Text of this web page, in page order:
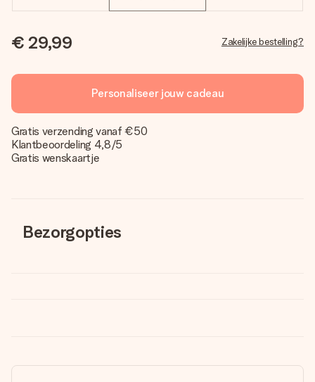
€ 29,99 Zakelijke bestelling?
Personaliseer jouw cadeau
Gratis verzending vanaf €50
Klantbeoordeling 4,8/5
Gratis wenskaartje
Bezorgopties